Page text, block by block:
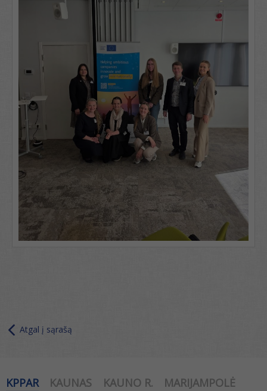
Atgal į sąrašą
KPPAR KAUNAS KAUNO R.
MARIJAMPOLĖ